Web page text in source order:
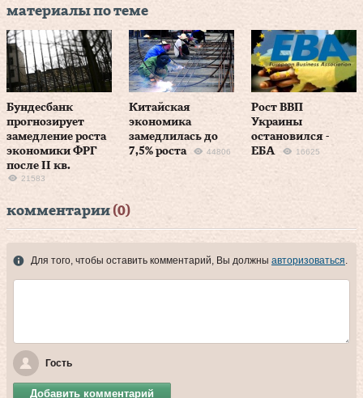
материалы по теме
Бундесбанк
прогнозирует
замедление роста
экономики ФРГ
после II кв.
21583
Китайская
экономика
замедлилась до
7,5% роста
44806
Рост ВВП
Украины
остановился -
ЕБА
16625
комментарии (0)
Для того, чтобы оставить комментарий, Вы должны авторизоваться.
Гость
Добавить комментарий